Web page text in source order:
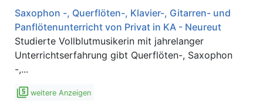
Saxophon -, Querflöten-, Klavier-, Gitarren- und
Panflötenunterricht von Privat in KA - Neureut
Studierte ​Vollblutmusikerin mit jahrelanger
Unterrichtserfahrung gibt Querflöten-, Saxophon
-,...
filter_5 weitere Anzeigen